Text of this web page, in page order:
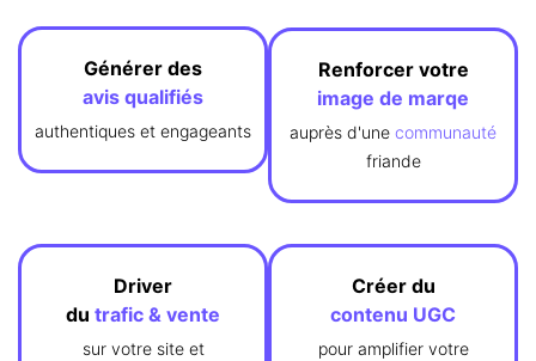
Générer des
avis qualifiés
authentiques et engageants
Renforcer votre
image de marqe
auprès d'une communauté
friande
Driver
du trafic & vente
sur votre site et
Créer du
contenu UGC
pour amplifier votre